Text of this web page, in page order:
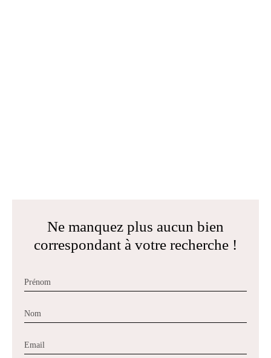
Ne manquez plus aucun bien
correspondant à votre recherche !
Prénom
Nom
Email